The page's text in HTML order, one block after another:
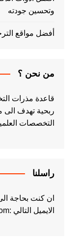
وتحسين جودته
أفضل مواقع
من نحن ؟
ربحية تهدف الى
التخصصات
راسلنا
ان كنت بحاجة
الايميل التالي :maktabatiiebook@gmail.com